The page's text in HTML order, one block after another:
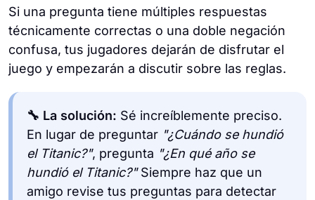
Si una pregunta tiene múltiples respuestas
técnicamente correctas o una doble negación
confusa, tus jugadores dejarán de disfrutar el
juego y empezarán a discutir sobre las reglas.
🔧 La solución: Sé increíblemente preciso.
En lugar de preguntar "¿Cuándo se hundió
el Titanic?", pregunta "¿En qué año se
hundió el Titanic?"Siempre haz que un
amigo revise tus preguntas para detectar